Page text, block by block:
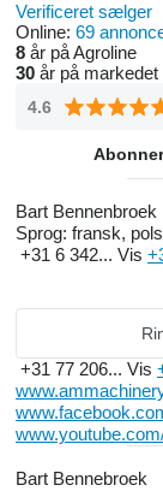
Verificeret sælger
Online: 69
8 år på Agroline
30 år på markedet
4.6
Bart Bennenbroek
Sprog: fransk,
+31 6 342... Vis
+31 77 206... Vis
Bart Bennebroek